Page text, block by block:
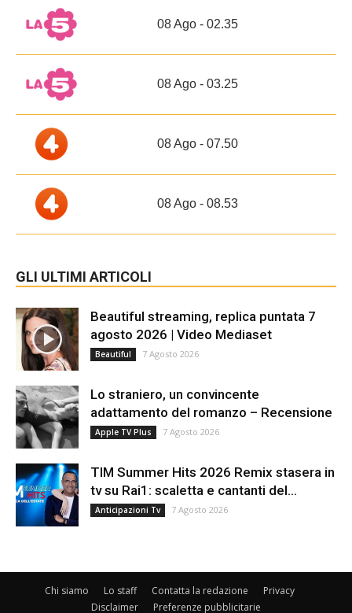
08 Ago - 02.35
08 Ago - 03.25
08 Ago - 07.50
08 Ago - 08.53
GLI ULTIMI ARTICOLI
Beautiful streaming, replica puntata 7
agosto 2026 | Video Mediaset
Beautiful 7 Agosto 2026
Lo straniero, un convincente
adattamento del romanzo – Recensione
Apple TV Plus 7 Agosto 2026
TIM Summer Hits 2026 Remix stasera in
tv su Rai1: scaletta e cantanti del...
Anticipazioni Tv 7 Agosto 2026
Chi siamo Lo staff Contatta la redazione
Privacy
Disclaimer
Preferenze pubblicitarie